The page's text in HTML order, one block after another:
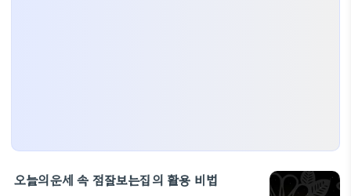
오늘의운세 속 점잘보는집의 활용 비법